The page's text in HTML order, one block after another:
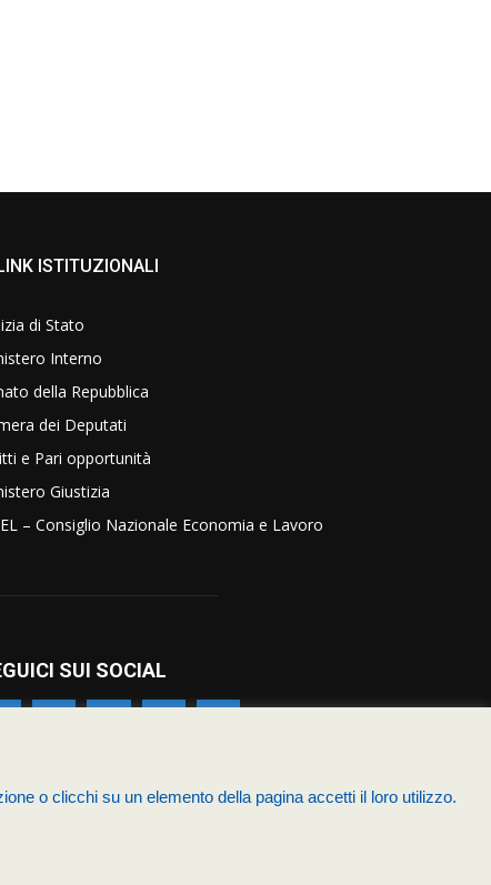
ISTITUZIONALI
di Stato
Interno
della Repubblica
dei Deputati
e Pari opportunità
Giustizia
– Consiglio Nazionale Economia e Lavoro
SUI SOCIAL
o clicchi su un elemento della pagina accetti il loro utilizzo.